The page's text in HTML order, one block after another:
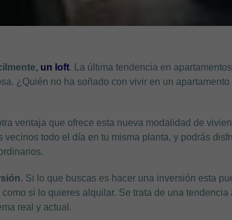
un loft. La última tendencia en
¿Quién no ha soñado con vivir en un
ventaja que ofrece esta nueva modalidad de
vecinos todo el día en tu misma planta, y podrás
. Si lo que buscas es hacer una inversión esta
si lo quieres alquilar. Se trata de una
real y actual.